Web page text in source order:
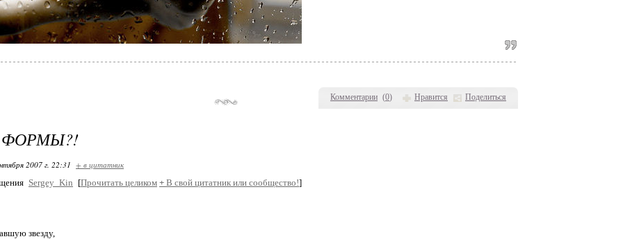
Комментарии (0) Нравится Поделиться
2007 г. 22:31 + в цитатник
Sergey_Kin [Прочитать целиком + В свой цитатник или сообщество!]
звезду,